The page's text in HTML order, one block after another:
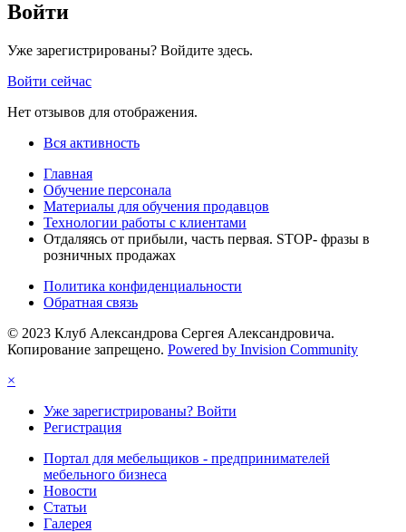
Войти
Уже зарегистрированы? Войдите здесь.
Войти сейчас
Нет отзывов для отображения.
Вся активность
Главная
Обучение персонала
Материалы для обучения продавцов
Технологии работы с клиентами
Отдаляясь от прибыли, часть первая. STOP- фразы в
розничных продажах
Политика конфиденциальности
Обратная связь
© 2023 Клуб Александрова Сергея Александровича.
Копирование запрещено. Powered by Invision Community
×
Уже зарегистрированы? Войти
Регистрация
Портал для мебельщиков - предпринимателей
мебельного бизнеса
Новости
Статьи
Галерея